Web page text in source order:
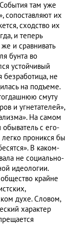
там уже
сопоставляют их
сходство их
и теперь
и сравнивать
бунта во
устойчивый
безработица, не
на подъеме.
смуту
и угнетателей»,
На самом
с его-
легко проникся бы
В каком-
не социально-
идеологии.
крайне
духе. Словом,
характер